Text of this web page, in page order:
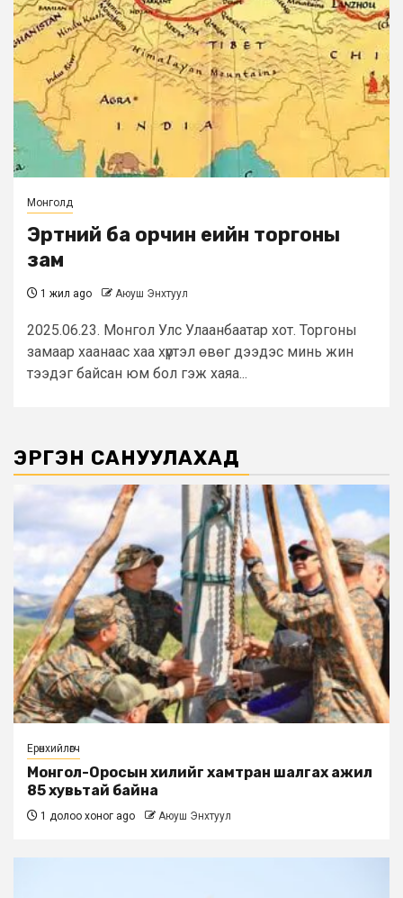
Монголд
Эртний ба орчин үеийн торгоны
зам
1 жил ago Аюуш Энхтуул
2025.06.23. Монгол Улс Улаанбаатар хот. Торгоны
замаар хаанаас хаа хүртэл өвөг дээдэс минь жин
тээдэг байсан юм бол гэж хаяа...
ЭРГЭН САНУУЛАХАД
Ерөнхийлөгч
Монгол-Оросын хилийг хамтран шалгах ажил
85 хувьтай байна
1 долоо хоног ago Аюуш Энхтуул